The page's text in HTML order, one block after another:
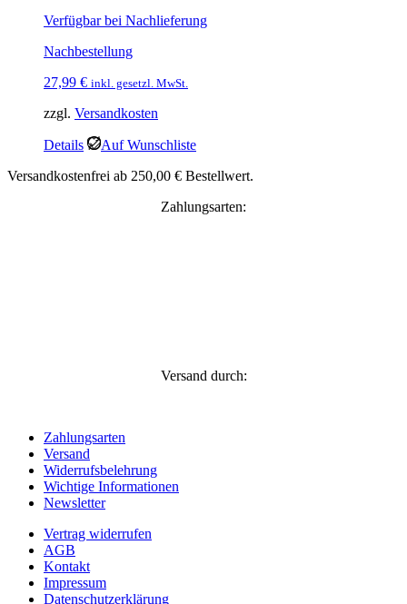
Verfügbar bei Nachlieferung
Nachbestellung
27,99 € inkl. gesetzl. MwSt.
zzgl. Versandkosten
Details
Auf Wunschliste
Versandkostenfrei ab 250,00 € Bestellwert.
Zahlungsarten:
Versand durch:
Zahlungsarten
Versand
Widerrufsbelehrung
Wichtige Informationen
Newsletter
Vertrag widerrufen
AGB
Kontakt
Impressum
Datenschutzerklärung